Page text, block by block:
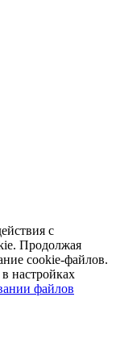
с
Продолжая
cookie-файлов.
настройках
файлов